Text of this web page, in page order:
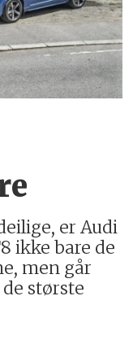
er Audi
ikke bare de
men går
største